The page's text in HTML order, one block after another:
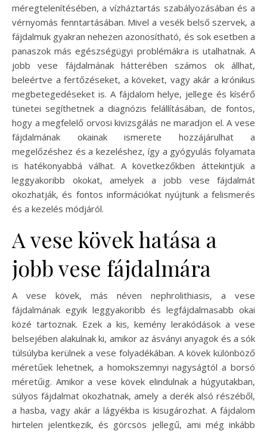
méregtelenítésében, a vízháztartás szabályozásában és a
vérnyomás fenntartásában. Mivel a vesék belső szervek, a
fájdalmuk gyakran nehezen azonosítható, és sok esetben a
panaszok más egészségügyi problémákra is utalhatnak. A
jobb vese fájdalmának hátterében számos ok állhat,
beleértve a fertőzéseket, a köveket, vagy akár a krónikus
megbetegedéseket is. A fájdalom helye, jellege és kísérő
tünetei segíthetnek a diagnózis felállításában, de fontos,
hogy a megfelelő orvosi kivizsgálás ne maradjon el. A vese
fájdalmának okainak ismerete hozzájárulhat a
megelőzéshez és a kezeléshez, így a gyógyulás folyamata
is hatékonyabbá válhat. A következőkben áttekintjük a
leggyakoribb okokat, amelyek a jobb vese fájdalmát
okozhatják, és fontos információkat nyújtunk a felismerés
és a kezelés módjáról.
A vese kövek hatása a
jobb vese fájdalmára
A vese kövek, más néven nephrolithiasis, a vese
fájdalmának egyik leggyakoribb és legfájdalmasabb okai
közé tartoznak. Ezek a kis, kemény lerakódások a vese
belsejében alakulnak ki, amikor az ásványi anyagok és a sók
túlsúlyba kerülnek a vese folyadékában. A kövek különböző
méretűek lehetnek, a homokszemnyi nagyságtól a borsó
méretűig. Amikor a vese kövek elindulnak a húgyutakban,
súlyos fájdalmat okozhatnak, amely a derék alsó részéből,
a hasba, vagy akár a lágyékba is kisugározhat. A fájdalom
hirtelen jelentkezik, és görcsös jellegű, ami még inkább